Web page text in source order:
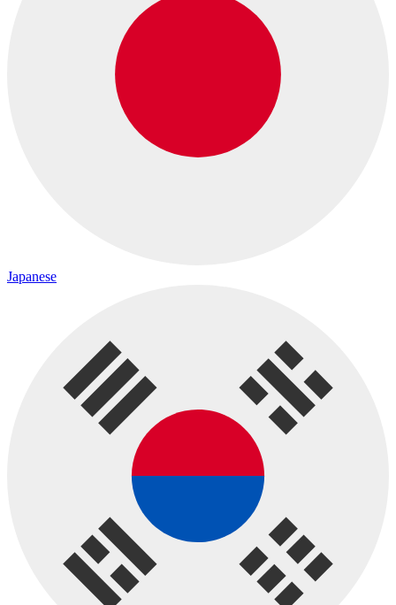
Japanese